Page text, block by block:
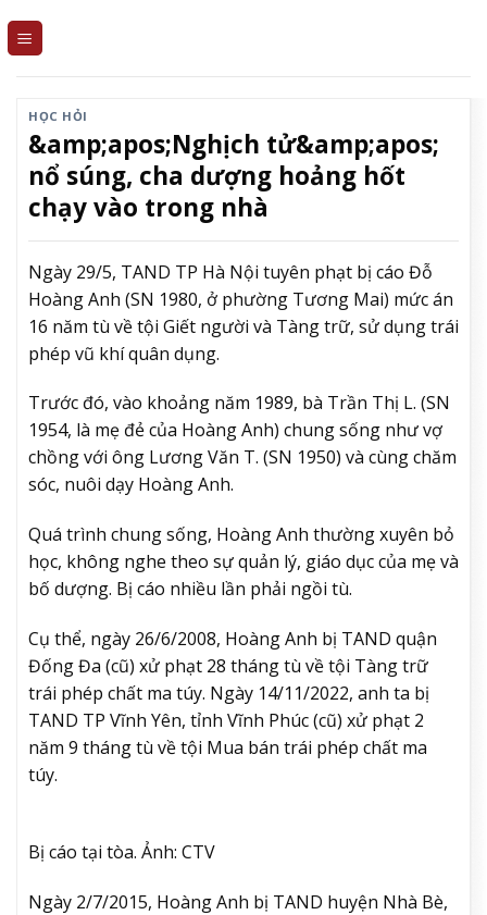
HỌC HỎI
&amp;apos;Nghịch tử&amp;apos;
nổ súng, cha dượng hoảng hốt
chạy vào trong nhà
Ngày 29/5, TAND TP Hà Nội tuyên phạt bị cáo Đỗ
Hoàng Anh (SN 1980, ở phường Tương Mai) mức án
16 năm tù về tội Giết người và Tàng trữ, sử dụng trái
phép vũ khí quân dụng.
Trước đó, vào khoảng năm 1989, bà Trần Thị L. (SN
1954, là mẹ đẻ của Hoàng Anh) chung sống như vợ
chồng với ông Lương Văn T. (SN 1950) và cùng chăm
sóc, nuôi dạy Hoàng Anh.
Quá trình chung sống, Hoàng Anh thường xuyên bỏ
học, không nghe theo sự quản lý, giáo dục của mẹ và
bố dượng. Bị cáo nhiều lần phải ngồi tù.
Cụ thể, ngày 26/6/2008, Hoàng Anh bị TAND quận
Đống Đa (cũ) xử phạt 28 tháng tù về tội Tàng trữ
trái phép chất ma túy. Ngày 14/11/2022, anh ta bị
TAND TP Vĩnh Yên, tỉnh Vĩnh Phúc (cũ) xử phạt 2
năm 9 tháng tù về tội Mua bán trái phép chất ma
túy.
Bị cáo tại tòa. Ảnh: CTV
Ngày 2/7/2015, Hoàng Anh bị TAND huyện Nhà Bè,